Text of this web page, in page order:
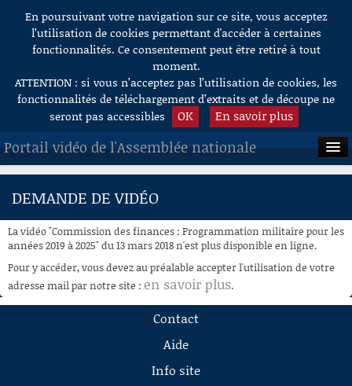
Aller au contenu
En poursuivant votre navigation sur ce site, vous acceptez
l’utilisation de cookies permettant d'accéder à certaines
fonctionnalités. Ce consentement peut être retiré à tout
moment.
ATTENTION : si vous n’acceptez pas l’utilisation de cookies, les
fonctionnalités de téléchargement d’extraits et de découpe ne
seront pas accessibles
OK En savoir plus
Portail vidéo de l'Assemblée nationale
ACCUEIL
À LA DEMANDE
RECHERCHE
AIDE À LA DÉCOUPE
DEMANDE DE VIDÉO
La vidéo "Commission des finances : Programmation militaire pour les
années 2019 à 2025" du 13 mars 2018 n'est plus disponible en ligne.
Pour y accéder, vous devez au préalable accepter l'utilisation de votre
adresse mail par notre site : en savoir plus.
Contact
Aide
Info site